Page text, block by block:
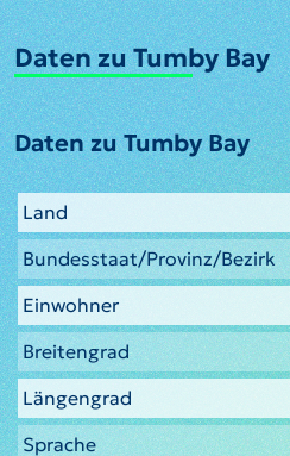
Daten zu Tumby Bay
Daten zu Tumby Bay
Land
Bundesstaat/Provinz/Bezirk
Einwohner
Breitengrad
Längengrad
Sprache